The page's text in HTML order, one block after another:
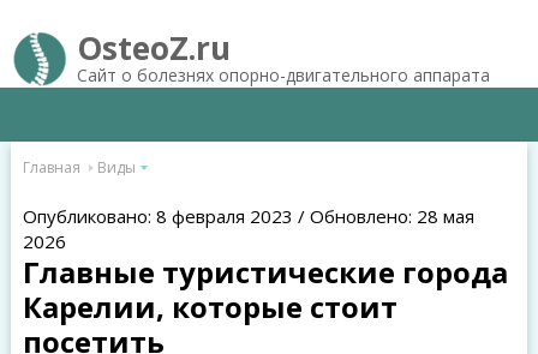
OsteoZ.ru
Сайт о болезнях опорно-двигательного аппарата
Главная Виды
Опубликовано: 8 февраля 2023 / Обновлено: 28 мая
2026
Главные туристические города
Карелии, которые стоит
посетить